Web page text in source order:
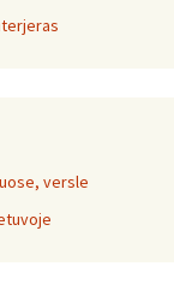
versle